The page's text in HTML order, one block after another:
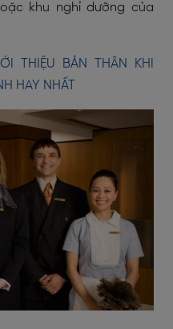
khu nghỉ dưỡng của
THIỆU BẢN THÂN KHI
HAY NHẤT